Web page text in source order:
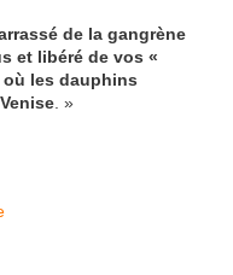
de la gangrène
et libéré de vos «
les dauphins
. »